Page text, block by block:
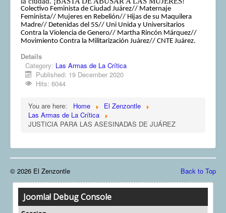
Colectivo Feminista de Ciudad Juárez// Maternaje
Feminista// Mujeres en Rebelión// Hijas de su Maquilera
Madre// Detenidas del 5S// Uni Unida y Universitarios
Contra la Violencia de Genero// Martha Rincón Márquez//
Movimiento Contra la Militarización Juárez// CNTE Juárez.
Details
Category: Las Armas de La Crítica
Published: 19 December 2020
Hits: 6044
You are here: Home
El Zenzontle
Las Armas de La Crítica
JUSTICIA PARA LAS ASESINADAS DE JUÁREZ
Back to Top
© 2026 El Zenzontle
Joomla! Debug Console